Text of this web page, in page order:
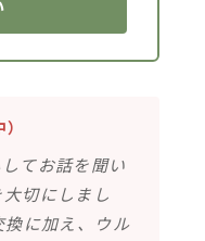
てお話を聞い
切にしまし
に加え、ウル